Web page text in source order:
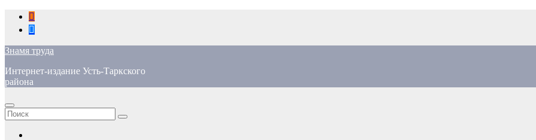
Перейти
содержимому
Знамя труда
Интернет-издание Усть-Таркского
района